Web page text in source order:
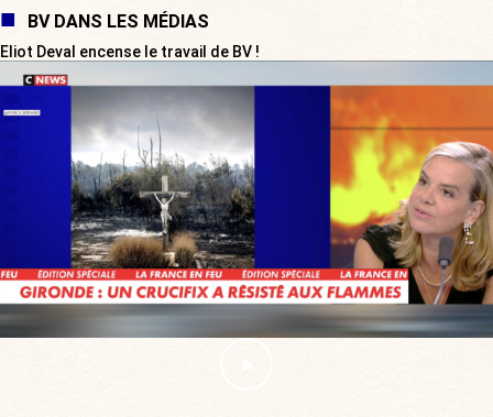
BV DANS LES MÉDIAS
Eliot Deval encense le travail de BV !